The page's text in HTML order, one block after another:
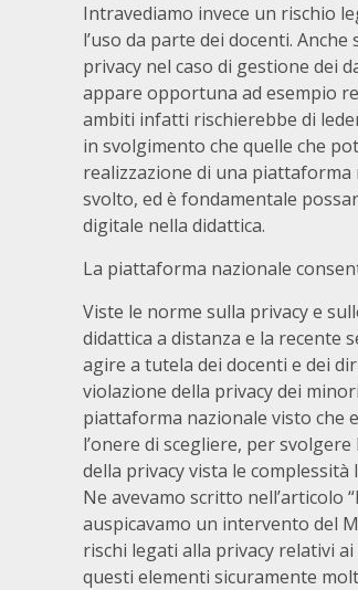
Intravediamo invece un rischio
l’uso da parte dei docenti.
privacy nel caso di gestione dei
appare opportuna ad esempio
ambiti infatti rischierebbe di
in svolgimento che quelle che
realizzazione di una
svolto, ed è fondamentale
digitale nella didattica.
La piattaforma nazionale
Viste le norme sulla privacy e
didattica a distanza e la recente
agire a tutela dei docenti e dei
violazione della privacy dei
piattaforma nazionale visto che
l’onere di scegliere, per
della privacy vista le
Ne avevamo scritto nell’articolo
auspicavamo un intervento del
rischi legati alla privacy relativi
questi elementi sicuramente